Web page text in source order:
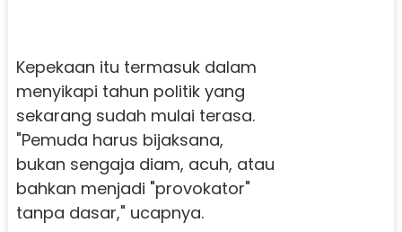
Kepekaan itu termasuk dalam
menyikapi tahun politik yang
sekarang sudah mulai terasa.
"Pemuda harus bijaksana,
bukan sengaja diam, acuh, atau
bahkan menjadi "provokator"
tanpa dasar," ucapnya.